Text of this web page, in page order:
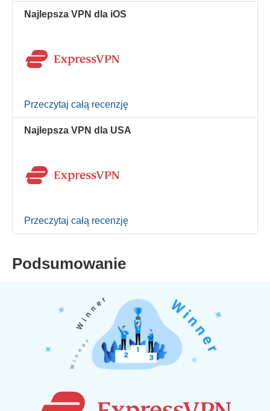
Najlepsza VPN dla iOS
Przeczytaj całą recenzję
Najlepsza VPN dla USA
Przeczytaj całą recenzję
Podsumowanie